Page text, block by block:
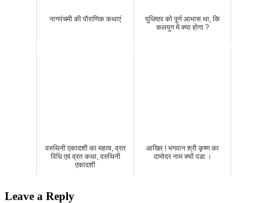
नागपंचमी की पौराणिक कथाएं
युधिष्ठर को पूर्ण आभास था, कि
कलयुग में क्या होगा ?
वरुथिनी एकादशी का महत्व, व्रत
विधि एवं व्रत कथा, वरुथिनी
एकादशी
आखिर ! भगवान श्री कृष्ण का
दामोदर नाम क्यों पडा ।
Leave a Reply